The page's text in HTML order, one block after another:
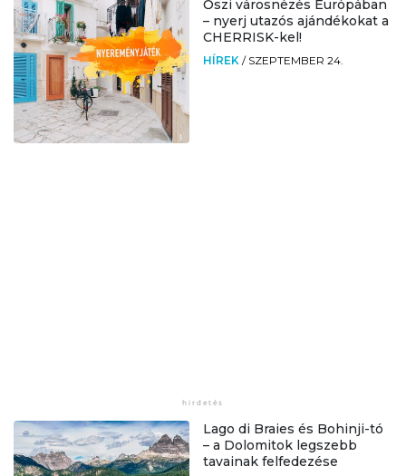
Őszi városnézés Európában
– nyerj utazós ajándékokat a
CHERRISK-kel!
HÍREK / SZEPTEMBER 24.
Lago di Braies és Bohinji-tó
– a Dolomitok legszebb
tavainak felfedezése